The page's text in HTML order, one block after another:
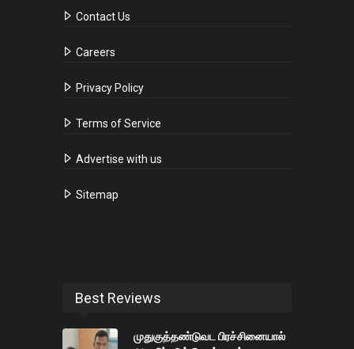
Contact Us
Careers
Privacy Policy
Terms of Service
Advertise with us
Sitemap
Best Reviews
முதுகுத்தண்டுவட பிரச்சினையால்